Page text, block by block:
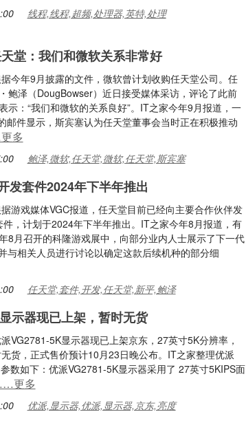
线程,线程,超频,处理器,英特,处理
堂：我们和微软关系非常好
今年9月披露的文件，微软曾计划收购任天堂公司。任
鲍泽（DougBowser）近日接受媒体采访，评论了此前
示：“我们和微软的关系良好”。IT之家今年9月报道，一
邮件显示，斯宾塞认为任天堂董事会当时正在积极推动
多
鲍泽,微软,任天堂,微软,任天堂,斯宾塞
发套件2024年下半年推出
游戏媒体VGC报道，任天堂目前已经向主要合作伙伴发
，计划于2024年下半年推出。IT之家今年8月报道，有
8月召开的科隆游戏展中，向部分业内人士展示了下一代
与相关人员进行讨论以确定这款后续机种的部分细
任天堂,套件,开发,任天堂,新平,鲍泽
示器现已上架，暂时无货
VG2781-5K显示器现已上架京东，27英寸5K分辨率，
货，正式售价预计10月23日晚公布。IT之家整理优派
数如下：优派VG2781-5K显示器采用了 27英寸5KIPS面
更多
优派,显示器,优派,显示器,京东,亮度